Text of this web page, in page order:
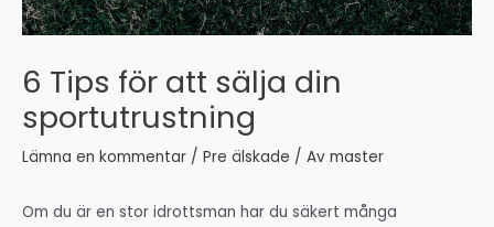
6 Tips för att sälja din
sportutrustning
Lämna en kommentar / Pre älskade / Av master
Om du är en stor idrottsman har du säkert många